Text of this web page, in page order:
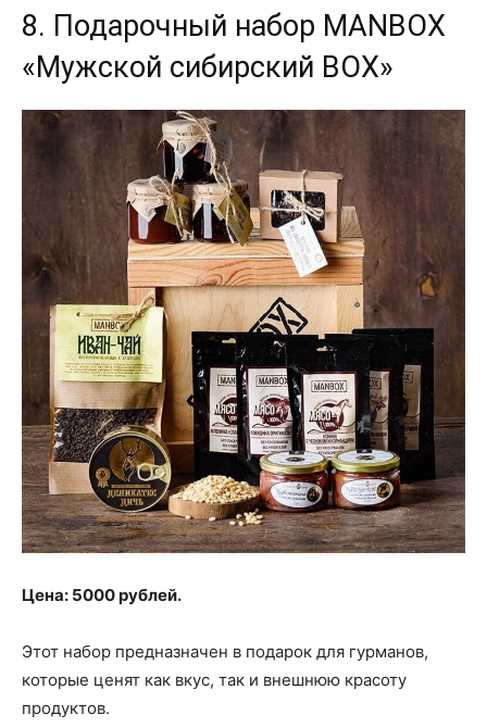
8. Подарочный набор MANBOX
«Мужской сибирский BOX»
Цена: 5000 рублей.
Этот набор предназначен в подарок для гурманов,
которые ценят как вкус, так и внешнюю красоту
продуктов.